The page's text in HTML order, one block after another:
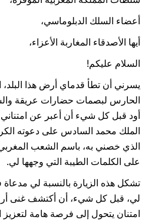
أعضاء السلك الدبلوماسي،
أيها الأصدقاء المغاربة الأعزاء،
السلام عليكم!
يسرني أن تطأ قدماي أرض هذا البلد،
الحارس لبصمات حضارات عريقة
أود قبل كل شيء أن أعبر عن امتناني
الملك محمد السادس على دعوته
الذي خصني به، باسم الشعب
على الكلمات الطيبة التي وجهها لي.
تشكل هذه الزيارة بالنسبة لي مدعاة
لي، قبل كل شيء، أن أكتشف غنى
امتنان يتحول إلى فرصة هامة لتعزيز